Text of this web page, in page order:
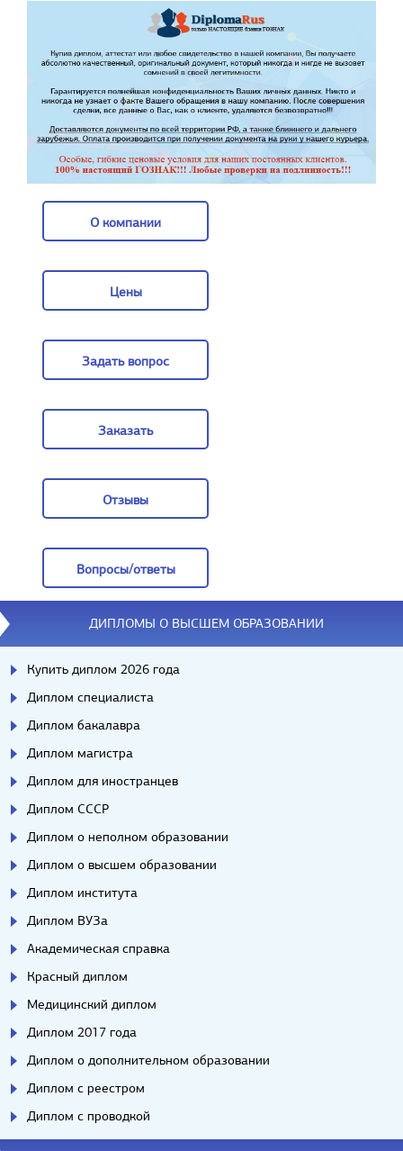
О компании
Цены
Задать вопрос
Заказать
Отзывы
Вопросы/ответы
Вопросы/ответы
ДИПЛОМЫ О ВЫСШЕМ ОБРАЗОВАНИИ
Купить диплом 2026 года
Диплом специалиста
Диплом бакалавра
Диплом магистра
Диплом для иностранцев
Диплом СССР
Диплом о неполном образовании
Диплом о высшем образовании
Диплом института
Диплом ВУЗа
Академическая справка
Красный диплом
Медицинский диплом
Диплом 2017 года
Диплом о дополнительном образовании
Диплом с реестром
Диплом с проводкой